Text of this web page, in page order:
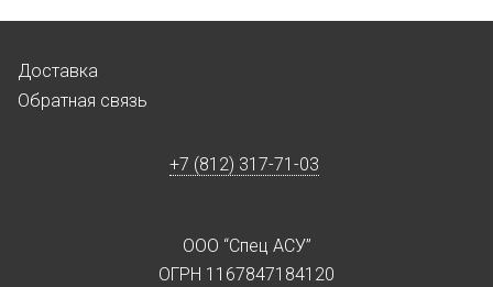
Доставка
Обратная связь
+7 (812) 317-71-03
ООО “Спец АСУ”
ОГРН 1167847184120